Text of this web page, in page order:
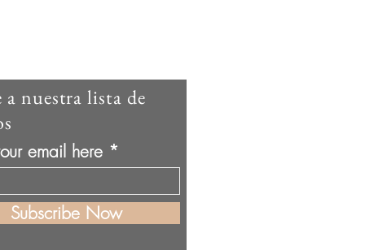
a nuestra lista de
email here
Subscribe Now